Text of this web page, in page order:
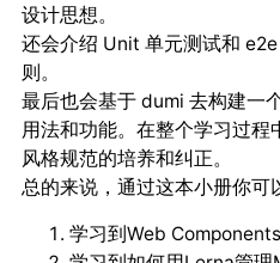
设计思想。
还会介绍 Unit 单元测试和
则。
最后也会基于 dumi 去构建一
用法和功能。在整个学习过
风格规范的培养和纠正。
总的来说，通过这本小册你可
学习到Web